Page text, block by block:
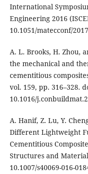
International
Engineering 2016
10.1051/matecconf/
A. L. Brooks, H. Zhou,
the mechanical and
cementitious
vol. 159, pp. 316–328.
10.1016/
A. Hanif, Z. Lu, Y.
Different Lightweight
Cementitious
Structures and
10.1007/s40069-016-